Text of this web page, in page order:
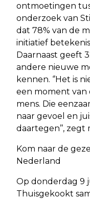
ontmoetingen
onderzoek van
dat 78% van de
initiatief
Daarnaast geeft
andere nieuwe
kennen. ‘’Het is
een moment van
mens. Die
naar gevoel en
daartegen’’,
Kom naar de
Nederland
Op donderdag 9
Thuisgekookt